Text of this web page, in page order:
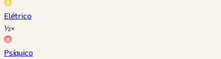
Elétrico
½×
Psíquico